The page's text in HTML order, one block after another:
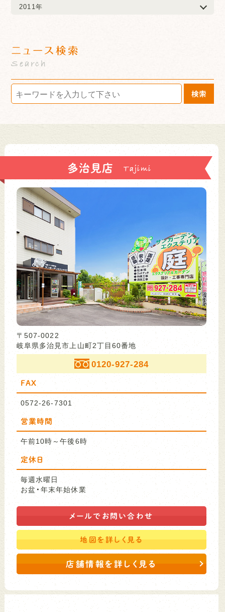
2011年
ニュース検索
Search
検索
多治見店
〒507-0022
岐阜県多治見市上山町2丁目60番地
0120-927-284
FAX
0572-26-7301
営業時間
午前10時～午後6時
定休日
毎週水曜日
お盆・年末年始休業
メールで お問い合わせ
地図を詳しく見る
店舗情報を詳しく見る